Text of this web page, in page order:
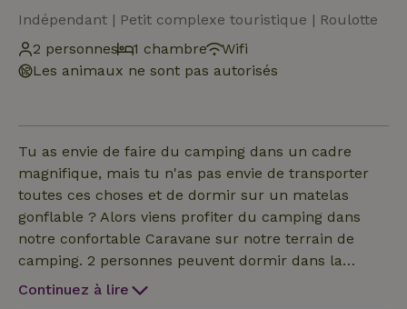
Indépendant | Petit complexe touristique | Roulotte
2 personnes
1 chambre
Wifi
Les animaux ne sont pas autorisés
Tu as envie de faire du camping dans un cadre
magnifique, mais tu n'as pas envie de transporter
toutes ces choses et de dormir sur un matelas
gonflable ? Alors viens profiter du camping dans
notre confortable Caravane sur notre terrain de
camping. 2 personnes peuvent dormir dans la
Caravane dans un beau grand lit double, pour les
Continuez à lire